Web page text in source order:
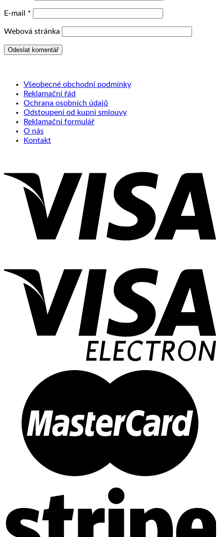
E-mail *
Webová stránka
Všeobecné obchodní podmínky
Reklamační řád
Ochrana osobních údajů
Odstoupení od kupní smlouvy
Reklamační formulář
O nás
Kontakt